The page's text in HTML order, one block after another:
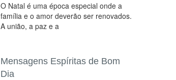
O Natal é uma época especial onde a
família e o amor deverão ser renovados.
A união, a paz e a
Mensagens Espíritas de Bom
Dia